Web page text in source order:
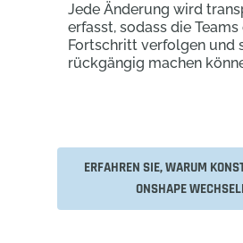
Jede Änderung wird
erfasst, sodass die Teams
Fortschritt verfolgen und
rückgängig machen
ERFAHREN SIE, WARUM
ONSHAPE